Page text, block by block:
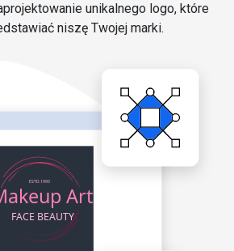
unikalnego logo, które
niszę Twojej marki.